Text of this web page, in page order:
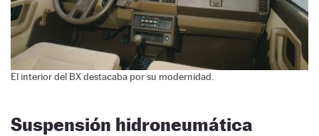
El interior del BX destacaba por su modernidad.
Suspensión hidroneumática